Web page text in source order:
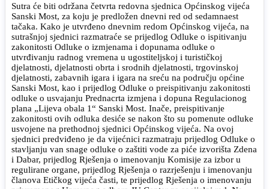
Sutra će biti održana četvrta redovna sjednica Općinskog vijeća
Sanski Most, za koju je predložen dnevni red od sedamnaest
tačaka. Kako je utvrđeno dnevnim redom Općinskog vijeća, na
sutrašnjoj sjednici razmatraće se prijedlog Odluke o ispitivanju
zakonitosti Odluke o izmjenama i dopunama odluke o
utvrđivanju radnog vremena u ugostiteljskoj i turističkoj
djelatnosti, djelatnosti obrta i srodnih djelatnosti, trgovinskoj
djelatnosti, zabavnih igara i igara na sreću na području općine
Sanski Most, kao i prijedlog Odluke o preispitivanju zakonitosti
odluke o usvajanju Prednacrta izmjena i dopuna Regulacionog
plana „Lijeva obala 1“ Sanski Most. Inače, preispitivanje
zakonitosti ovih odluka desiće se nakon što su pomenute odluke
usvojene na prethodnoj sjednici Općinskog vijeća. Na ovoj
sjednici predviđeno je da vijećnici razmatraju prijedlog Odluke o
stavljanju van snage odluke o zaštiti vode za piće izvorišta Zdena
i Dabar, prijedlog Rješenja o imenovanju Komisije za izbor u
regulirane organe, prijedlog Rješenja o razrješenju i imenovanju
članova Etičkog vijeća časti, te prijedlog Rješenja o imenovanju